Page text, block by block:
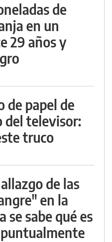
de
en un
29 años y
de papel de
del televisor:
truco
de las
en la
sabe qué es